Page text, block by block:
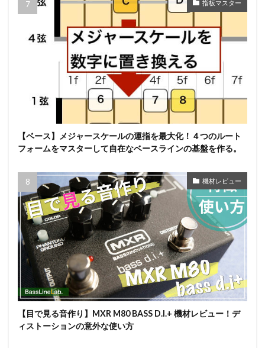
指板マスター
【ベース】メジャースケールの運指を最大化！４つのルート
フォームをマスターして自在なベースラインの基盤を作る。
機材レビュー
【目で見る音作り】MXR M80 BASS D.I.+ 機材レビュー！デ
ィストーションの意外な使い方